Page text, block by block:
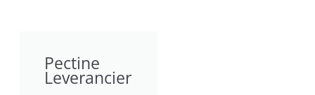
Pectine
Leverancier